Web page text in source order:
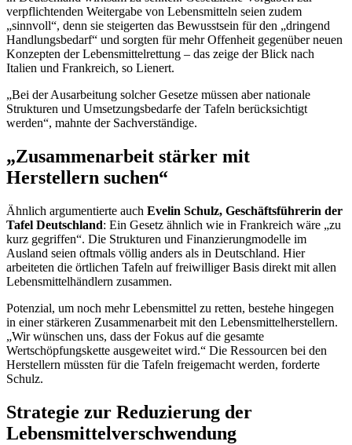
verpflichtenden Weitergabe von Lebensmitteln seien zudem
„sinnvoll“, denn sie steigerten das Bewusstsein für den „dringend
Handlungsbedarf“ und sorgten für mehr Offenheit gegenüber neuen
Konzepten der Lebensmittelrettung – das zeige der Blick nach
Italien und Frankreich, so Lienert.
„Bei der Ausarbeitung solcher Gesetze müssen aber nationale
Strukturen und Umsetzungsbedarfe der Tafeln berücksichtigt
werden“, mahnte der Sachverständige.
„Zusammenarbeit stärker mit
Herstellern suchen“
Ähnlich argumentierte auch Evelin Schulz, Geschäftsführerin der
Tafel Deutschland: Ein Gesetz ähnlich wie in Frankreich wäre „zu
kurz gegriffen“. Die Strukturen und Finanzierungmodelle im
Ausland seien oftmals völlig anders als in Deutschland. Hier
arbeiteten die örtlichen Tafeln auf freiwilliger Basis direkt mit allen
Lebensmittelhändlern zusammen.
Potenzial, um noch mehr Lebensmittel zu retten, bestehe hingegen
in einer stärkeren Zusammenarbeit mit den Lebensmittelherstellern.
„Wir wünschen uns, dass der Fokus auf die gesamte
Wertschöpfungskette ausgeweitet wird.“ Die Ressourcen bei den
Herstellern müssten für die Tafeln freigemacht werden, forderte
Schulz.
Strategie zur Reduzierung der
Lebensmittelverschwendung